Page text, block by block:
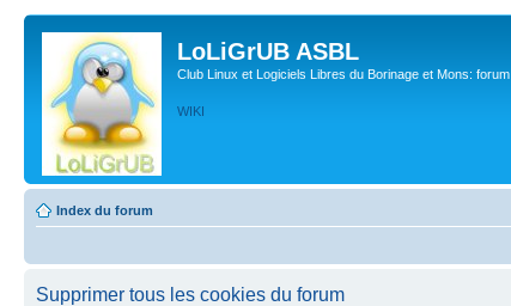
LoLiGrUB ASBL
Club Linux et Logiciels Libres du Borinage et Mons: forum
WIKI
Index du forum
Supprimer tous les cookies du forum